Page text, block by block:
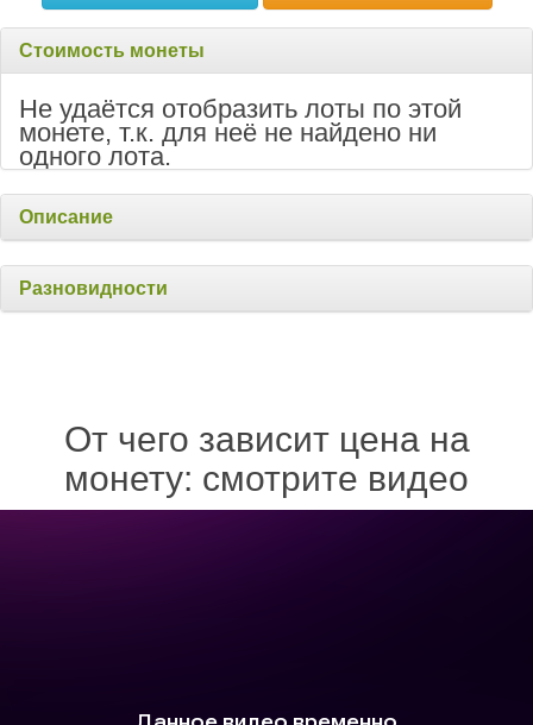
Стоимость монеты
Не удаётся отобразить лоты по этой
монете, т.к. для неё не найдено ни
одного лота.
Описание
Разновидности
От чего зависит цена на
монету: смотрите видео